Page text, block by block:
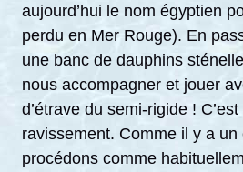
aujourd’hui le nom égyptien
perdu en Mer Rouge). En
une banc de dauphins
nous accompagner et jouer
d’étrave du semi-rigide !
ravissement. Comme il y a
procédons comme